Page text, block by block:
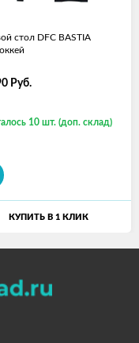
стол DFC BASTIA
Руб.
10 шт. (доп. склад)
КУПИТЬ В 1 КЛИК